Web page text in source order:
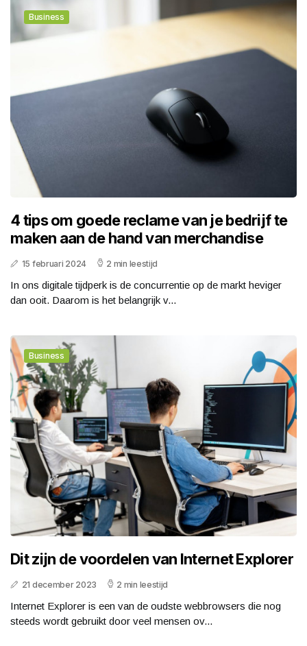
Business
4 tips om goede reclame van je bedrijf te
maken aan de hand van merchandise
15 februari 2024 2 min leestijd
In ons digitale tijdperk is de concurrentie op de markt heviger
dan ooit. Daarom is het belangrijk v...
Business
Dit zijn de voordelen van Internet Explorer
21 december 2023 2 min leestijd
Internet Explorer is een van de oudste webbrowsers die nog
steeds wordt gebruikt door veel mensen ov...